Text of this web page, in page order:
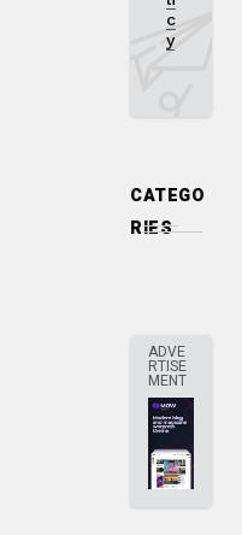
c
y
CATEGO
RIES
ADVE
RTISE
MENT